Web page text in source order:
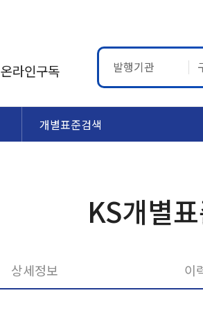
온라인구독 발행기관
개별표준검색
KS개별
상세정보 이